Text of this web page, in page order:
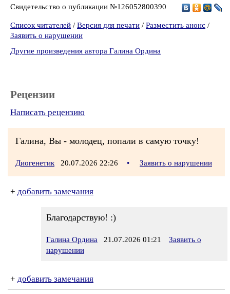
Свидетельство о публикации №126052800390
Список читателей / Версия для печати / Разместить анонс /
Заявить о нарушении
Другие произведения автора Галина Ордина
Рецензии
Написать рецензию
Галина, Вы - молодец, попали в самую точку!
Диогенетик 20.07.2026 22:26 • Заявить о нарушении
+ добавить замечания
Благодарствую! :)
Галина Ордина 21.07.2026 01:21
Заявить о
нарушении
+ добавить замечания